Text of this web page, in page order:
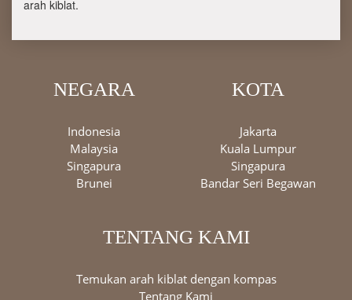
arah kiblat.
NEGARA
Indonesia
Malaysia
Singapura
Brunei
KOTA
Jakarta
Kuala Lumpur
Singapura
Bandar Seri Begawan
TENTANG KAMI
Temukan arah kiblat dengan kompas
Tentang Kami